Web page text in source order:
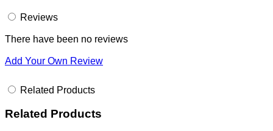
Reviews
There have been no reviews
Add Your Own Review
Related Products
Related Products